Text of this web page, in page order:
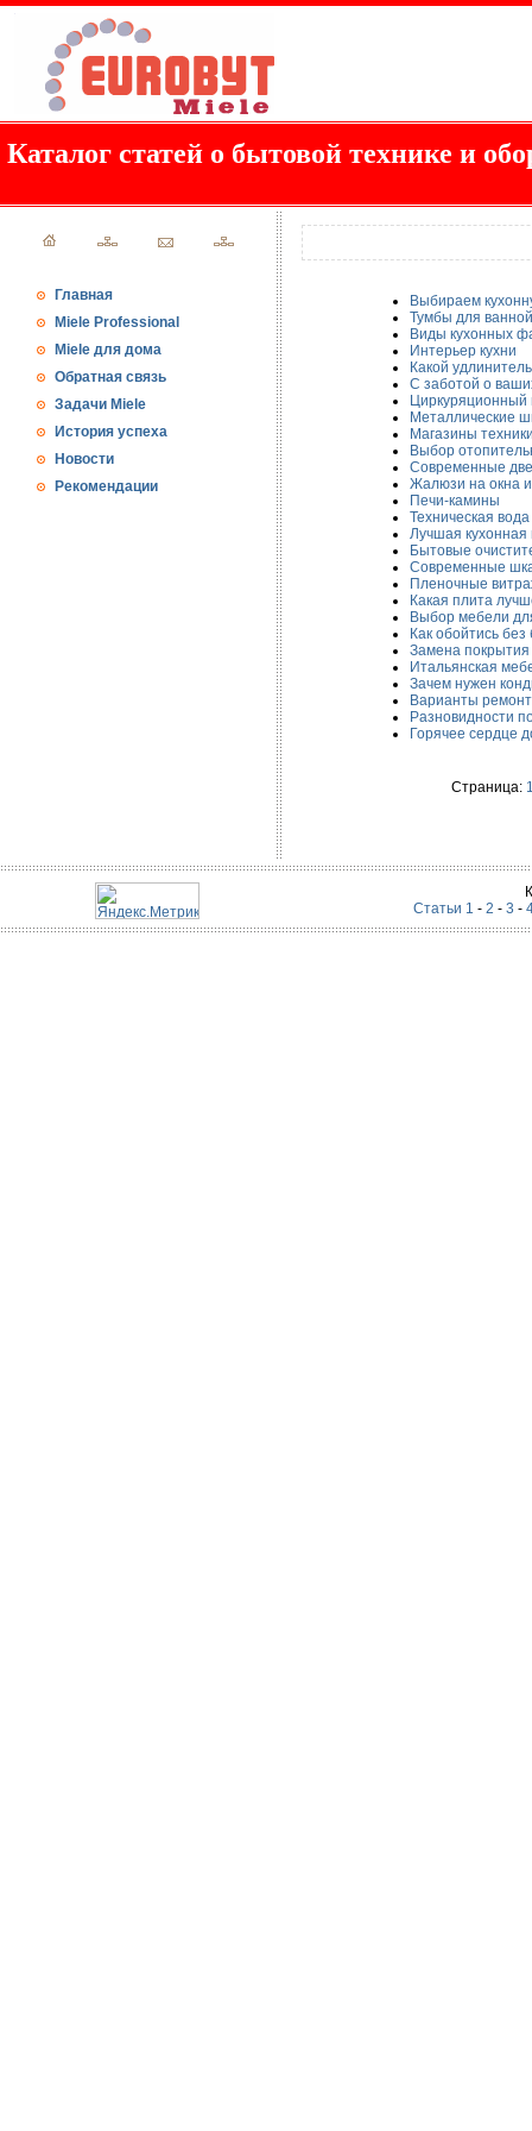
Каталог статей о бытовой технике и
Главная
Miele Professional
Miele для дома
Обратная связь
Задачи Miele
История успеха
Новости
Рекомендации
Выбираем
Тумбы для ванной
Виды кухонных
Интерьер кухни
Какой
С заботой о
Циркуряционный
Металлические
Магазины
Выбор
Современные
Жалюзи на окна
Печи-камины
Техническая вода
Лучшая кухонная
Бытовые
Современные
Пленочные
Какая плита
Выбор мебели
Как обойтись
Замена
Итальянская
Зачем нужен
Варианты
Разновидности
Горячее сердце
Страница:
Статьи 1 - 2 - 3 -